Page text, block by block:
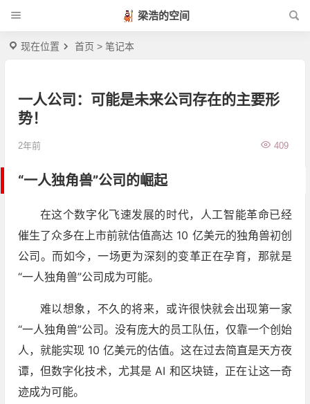
梁浩的空间
现在位置 首页 > 笔记本
一人公司：可能是未来公司存在的主要形
势！
2年前 409
“一人独角兽”公司的崛起
在这个数字化飞速发展的时代，人工智能革命已经
催生了众多在上市前就估值高达 10 亿美元的独角兽初创
公司。而如今，一场更为深刻的变革正在孕育，那就是
“一人独角兽”公司成为可能。
难以想象，不久的将来，或许很快就会出现第一家
“一人独角兽”公司。没有庞大的员工队伍，仅靠一个创始
人，就能实现 10 亿美元的估值。这在过去简直是天方夜
谭，但数字化技术，尤其是 AI 和区块链，正在让这一奇
迹成为可能。